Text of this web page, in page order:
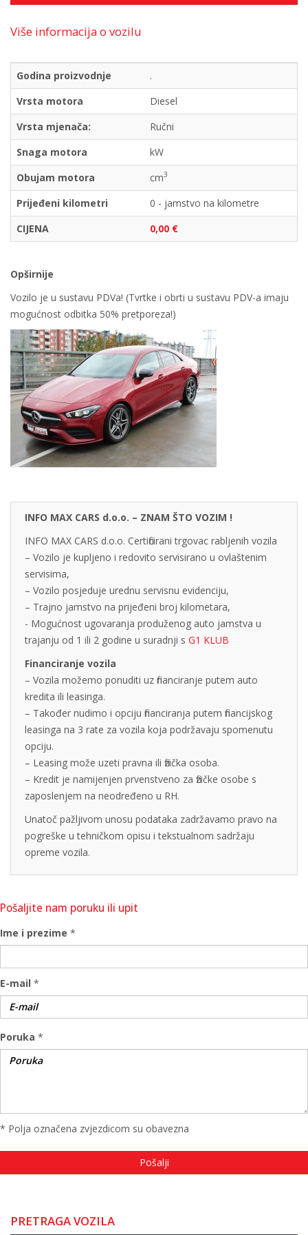
Više informacija o vozilu
Godina proizvodnje
.
Vrsta motora
Diesel
Vrsta mjenača:
Ručni
Snaga motora
kW
Obujam motora
cm3
Prijeđeni kilometri
0 - jamstvo na kilometre
CIJENA
0,00 €
Opširnije
Vozilo je u sustavu PDVa! (Tvrtke i obrti u sustavu PDV-a imaju
mogućnost odbitka 50% pretporeza!)
INFO MAX CARS d.o.o. – ZNAM ŠTO VOZIM !
INFO MAX CARS d.o.o. Certificirani trgovac rabljenih vozila
– Vozilo je kupljeno i redovito servisirano u ovlaštenim
servisima,
– Vozilo posjeduje urednu servisnu evidenciju,
– Trajno jamstvo na prijeđeni broj kilometara,
- Mogućnost ugovaranja produženog auto jamstva u
trajanju od 1 ili 2 godine u suradnji s G1 KLUB
Financiranje vozila
– Vozila možemo ponuditi uz financiranje putem auto
kredita ili leasinga.
– Također nudimo i opciju financiranja putem financijskog
leasinga na 3 rate za vozila koja podržavaju spomenutu
opciju.
– Leasing može uzeti pravna ili fizička osoba.
– Kredit je namijenjen prvenstveno za fizičke osobe s
zaposlenjem na neodređeno u RH.
Unatoč pažljivom unosu podataka zadržavamo pravo na
pogreške u tehničkom opisu i tekstualnom sadržaju
opreme vozila.
Pošaljite nam poruku ili upit
Ime i prezime *
E-mail *
Poruka *
* Polja označena zvjezdicom su obavezna
PRETRAGA VOZILA